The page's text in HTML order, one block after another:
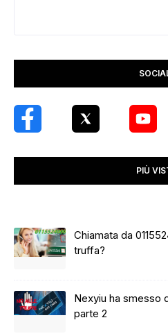
PIÙ
Chiamata da
truffa?
Nexyiu ha smesso
parte 2